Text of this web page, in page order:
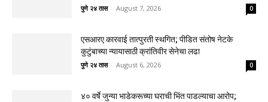
पुणे २४ तास - August 7, 2026 0
एसआरए कारवाई तात्पुरती स्थगित; पीडित संतोष नेटके
कुटुंबाच्या न्यायासाठी क्रांतिवीर सेनेचा लढा
पुणे २४ तास - August 6, 2026 0
४० वर्षे जुन्या भाडेकरूच्या घराची भिंत पाडल्याचा आरोप;